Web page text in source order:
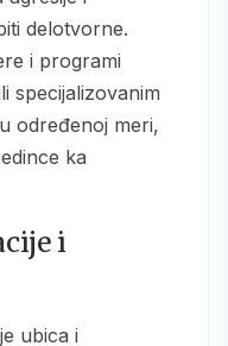
delotvorne.
i programi
specijalizovanim
određenoj meri,
ka
i